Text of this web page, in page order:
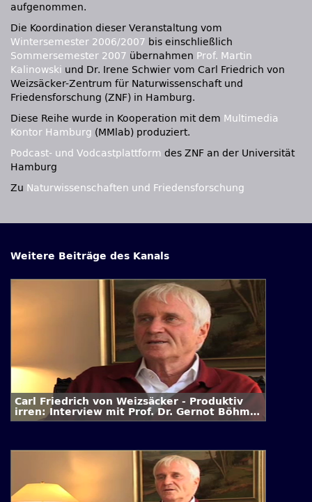
aufgenommen.
Die Koordination dieser Veranstaltung vom
Wintersemester 2006/2007 bis einschließlich
Sommersemester 2007 übernahmen Prof. Martin
Kalinowski und Dr. Irene Schwier vom Carl Friedrich von
Weizsäcker-Zentrum für Naturwissenschaft und
Friedensforschung (ZNF) in Hamburg.
Diese Reihe wurde in Kooperation mit dem Multimedia
Kontor Hamburg (MMlab) produziert.
Podcast- und Vodcastplattform des ZNF an der Universität
Hamburg
Zu Naturwissenschaften und Friedensforschung
Weitere Beiträge des Kanals
Carl Friedrich von Weizsäcker - Produktiv
irren: Interview mit Prof. Dr. Gernot Böhme
/ 3. Folge